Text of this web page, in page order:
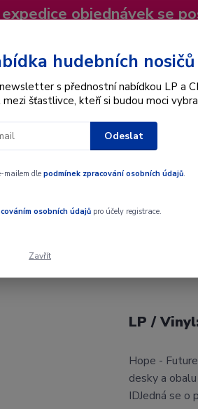
objednávek se
Hledat
Dárkové poukazy
LP /
Hope -
desky a
IDJedná se o
hudebních nosičů
s přednostní nabídkou LP a
šťastlivce, kteří si budou moci
Odeslat
mailem dle podmínek zpracování osobních údajů.
osobních údajůpro účely registrace.
Zavřít